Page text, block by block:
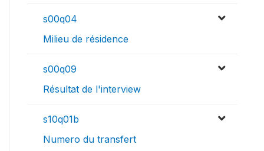
s00q04
Milieu de résidence
s00q09
Résultat de l'interview
s10q01b
Numero du transfert